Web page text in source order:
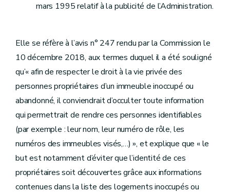
mars 1995 relatif à la publicité de l’Administration.
Elle se réfère à l’avis n° 247 rendu par la Commission le
10 décembre 2018, aux termes duquel il a été souligné
qu’« afin de respecter le droit à la vie privée des
personnes propriétaires d’un immeuble inoccupé ou
abandonné, il conviendrait d’occulter toute information
qui permettrait de rendre ces personnes identifiables
(par exemple : leur nom, leur numéro de rôle, les
numéros des immeubles visés,…) », et explique que « le
but est notamment d’éviter que l’identité de ces
propriétaires soit découvertes grâce aux informations
contenues dans la liste des logements inoccupés ou